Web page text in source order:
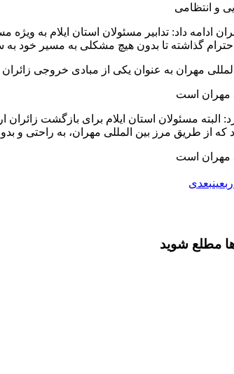
و انتظامی
ادامه داد: تدابیر مسئولان استان ایلام به
احترام گذاشته تا بدون هیچ مشکلی به مسیر خود به
مهران به عنوان یکی از مبادی خروجی
مهران است
مسئولان استان ایلام برای بازگشت زائران
که از طریق مرز بین المللی مهران، به راحتی و
مهران است
بعدی
مطلع شوید